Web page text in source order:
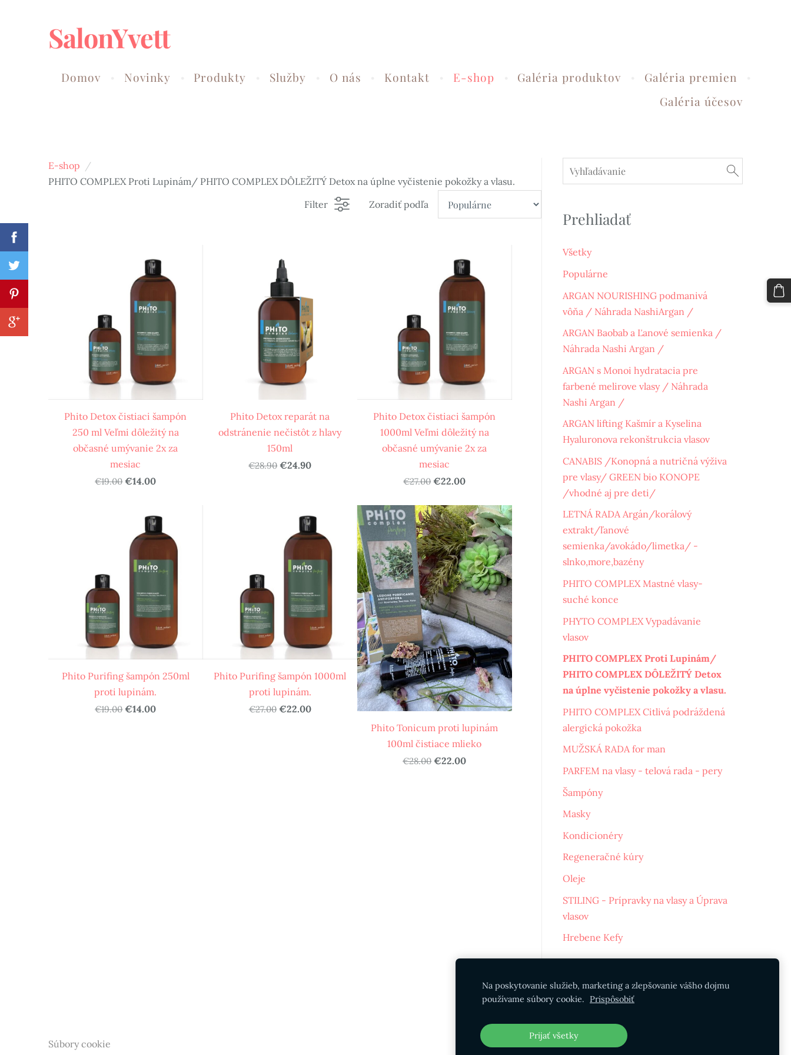
SalonYvett
Domov Novinky Produkty Služby O nás Kontakt E-shop Galéria produktov
Galéria premien
Galéria účesov
Prehliadať
Všetky
Populárne
ARGAN NOURISHING podmanivá
vôňa / Náhrada NashiArgan /
ARGAN Baobab a Ľanové semienka /
Náhrada Nashi Argan /
ARGAN s Monoi hydratacia pre
farbené melirove vlasy / Náhrada
Nashi Argan /
ARGAN lifting Kašmír a Kyselina
Hyaluronova rekonštrukcia vlasov
CANABIS /Konopná a nutričná výživa
pre vlasy/ GREEN bio KONOPE
/vhodné aj pre deti/
LETNÁ RADA Argán/korálový
extrakt/ľanové
semienka/avokádo/limetka/ -
slnko,more,bazény
PHITO COMPLEX Mastné vlasy-
suché konce
PHYTO COMPLEX Vypadávanie
vlasov
PHITO COMPLEX Proti Lupinám/
PHITO COMPLEX DÔLEŽITÝ Detox
na úplne vyčistenie pokožky a vlasu.
PHITO COMPLEX Citlivá podráždená
alergická pokožka
MUŽSKÁ RADA for man
PARFEM na vlasy - telová rada - pery
Šampóny
Masky
Kondicionéry
Regeneračné kúry
Oleje
STILING - Prípravky na vlasy a Úprava
vlasov
Hrebene Kefy
E-shop
PHITO COMPLEX Proti Lupinám/ PHITO COMPLEX DÔLEŽITÝ Detox na úplne vyčistenie pokožky a vlasu.
Filter
Zoradiť podľa
Phito Detox čistiaci šampón
250 ml Veľmi dôležitý na
občasné umývanie 2x za
mesiac
€19.00 €14.00
Phito Detox reparát na
odstránenie nečistôt z hlavy
150ml
€28.90 €24.90
Phito Detox čistiaci šampón
1000ml Veľmi dôležitý na
občasné umývanie 2x za
mesiac
€27.00 €22.00
Phito Purifing šampón 250ml
proti lupinám.
€19.00 €14.00
Phito Purifing šampón 1000ml
proti lupinám.
€27.00 €22.00
Phito Tonicum proti lupinám
100ml čistiace mlieko
€28.00 €22.00
Súbory cookie
Na poskytovanie služieb, marketing a zlepšovanie vášho dojmu
používame súbory cookie.
Prispôsobiť
Prijať všetky